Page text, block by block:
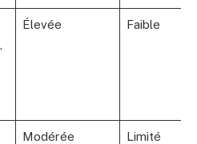
Élevée Faible
Modérée Limité